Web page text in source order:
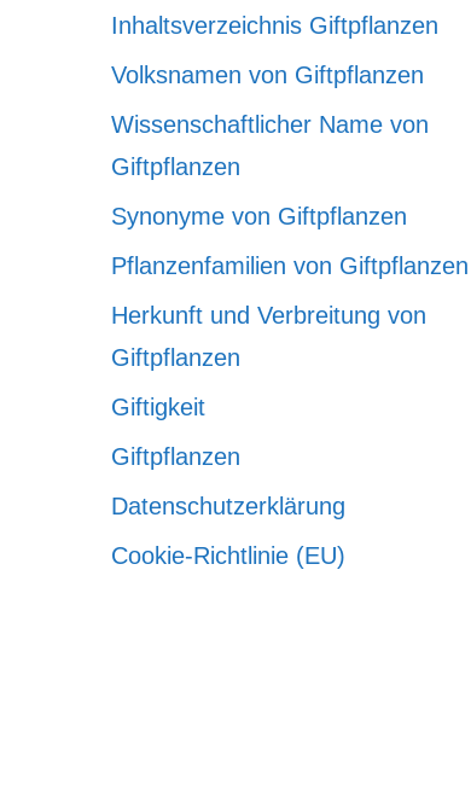
Inhaltsverzeichnis Giftpflanzen
Volksnamen von Giftpflanzen
Wissenschaftlicher Name von
Giftpflanzen
Synonyme von Giftpflanzen
Pflanzenfamilien von Giftpflanzen
Herkunft und Verbreitung von
Giftpflanzen
Giftigkeit
Giftpflanzen
Datenschutzerklärung
Cookie-Richtlinie (EU)